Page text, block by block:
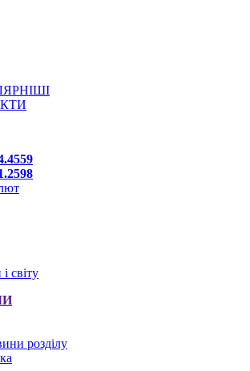
розділу